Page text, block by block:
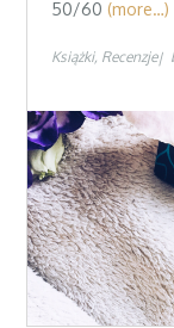
50/60 (more…)
Książki Recenzje